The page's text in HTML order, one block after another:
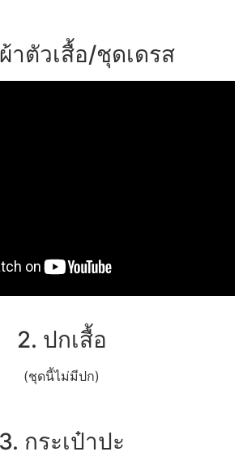
าตัวเสื้อ/ชุดเดรส
2. ปกเสื้อ
(ชุดนี้ไม่มีปก)
3. กระเป๋าปะ